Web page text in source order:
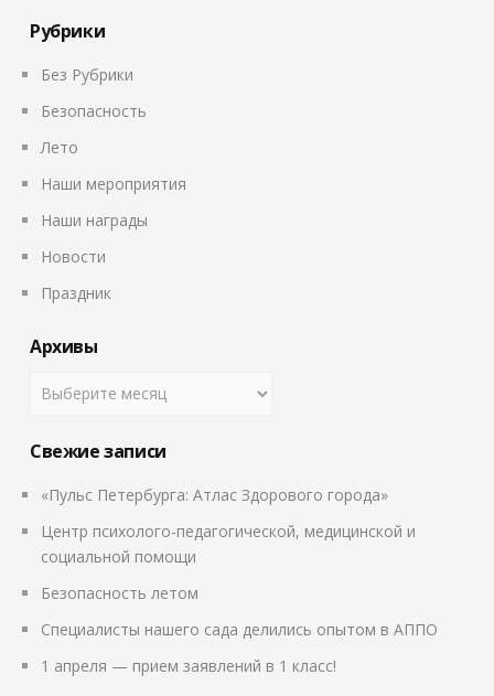
Рубрики
Без Рубрики
Безопасность
Лето
Наши мероприятия
Наши награды
Новости
Праздник
Архивы
Свежие записи
«Пульс Петербурга: Атлас Здорового города»
Центр психолого-педагогической, медицинской и
социальной помощи
Безопасность летом
Специалисты нашего сада делились опытом в АППО
1 апреля — прием заявлений в 1 класс!